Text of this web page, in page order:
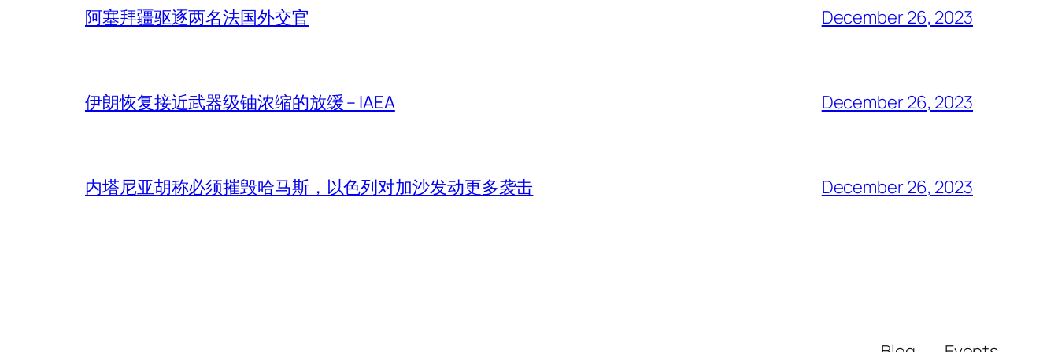
阿塞拜疆驱逐两名法国外交官 December 26, 2023
伊朗恢复接近武器级铀浓缩的放缓 – IAEA December 26, 2023
内塔尼亚胡称必须摧毁哈马斯，以色列对加沙发动更多袭击 December 26, 2023